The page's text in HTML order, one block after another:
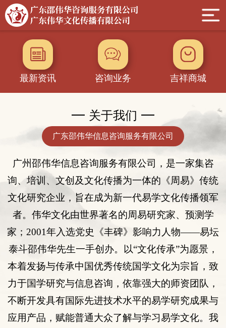
最新资讯 咨询业务 吉祥商城
关于我们
广东邵伟华信息咨询服务有限公司
广州邵伟华信息咨询服务有限公司，是一家集咨
询、 培训、文创及文化传播为一体的 《周易》 传统
文化研究企业 ，旨在成为新一代易学文化传播领军
者。伟华文化由世界著名的周易研究家、 预测学
家； 2001年入选党史《丰碑》影响力人物——易坛
泰斗邵伟华先生一手创办。以“文化传承”为愿景，
本着发扬与传承中国优秀传统国学文化为宗旨，致
力于国学研究与信息咨询 ，依靠强大的师资团队，
不断开发具有国际先进技术水平的易学研究成果与
应用产品，赋能普通大众了解与学习易学文化。我